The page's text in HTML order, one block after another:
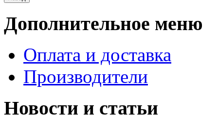
Дополнительное меню
Оплата и доставка
Производители
Новости и статьи